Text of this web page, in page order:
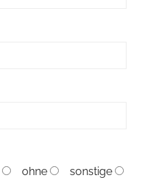
ohne sonstige